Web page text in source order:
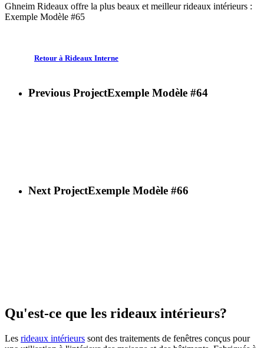
Ghneim Rideaux offre la plus beaux et meilleur rideaux intérieurs :
Exemple Modèle #65
Retour à Rideaux Interne
Previous ProjectExemple Modèle #64
Next ProjectExemple Modèle #66
Qu'est-ce que les rideaux intérieurs?
Les rideaux intérieurs sont des traitements de fenêtres conçus pour